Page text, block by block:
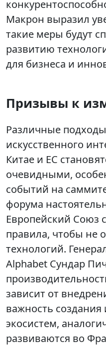
Макрон выразил
такие меры будут
развитию
для бизнеса и
Призывы к
Различные
искусственного
Китае и ЕС
очевидными,
событий на
форума
Европейский Союз
правила, чтобы не
технологий.
Alphabet Сундар
зависит от
важность
экосистем,
развиваются во